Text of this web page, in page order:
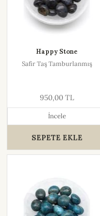
Happy Stone
Safir Taş Tamburlanmış
950,00 TL
İncele
SEPETE EKLE